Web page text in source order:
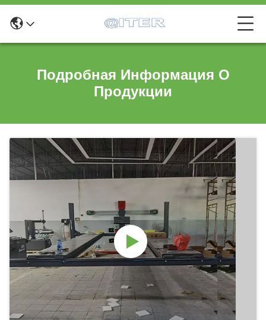
Подробная Информация О
Продукции